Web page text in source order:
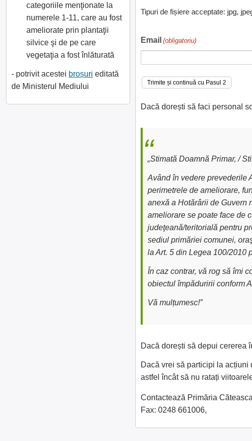
Tipuri de fișiere acceptate: jpg,
Email (obligatoriu)
Dacă dorești să faci personal
„Stimată Doamnă Primar, /
Având în vedere prevederile
perimetrele de ameliorare,
anexă a Hotărârii de Guvern
ameliorare se poate face de
judeţeană/teritorială pentru
sediul primăriei comunei,
la Art. 5 din Legea 100/2010
În caz contrar, vă rog să îmi
obiectul împăduririi conform
Vă mulțumesc!”
Dacă dorești să depui cererea
Dacă vrei să participi la acțiuni
astfel încât să nu ratați
Contactează Primăria
Fax: 0248 661006,
categoriile menţionate la
numerele 1-11, care au fost
ameliorate prin plantaţii
silvice şi de pe care
vegetaţia a fost înlăturată
- potrivit acestei broșuri editată
de Ministerul Mediului